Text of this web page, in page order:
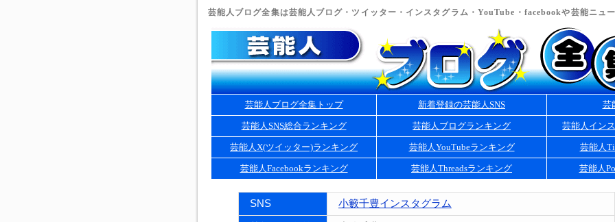
芸能人ブログ全集は芸能人ブログ・ツイッター・インスタグラム・YouTube・facebookや芸能ニュ
芸能人ブログ全集トップ 新着登録の芸能人SNS 芸
芸能人SNS総合ランキング 芸能人ブログランキング 芸能人イン
芸能人X(ツイッター)ランキング 芸能人YouTubeランキング 芸能人
芸能人Facebookランキング 芸能人Threadsランキング 芸能人
SNS 小籔千豊インスタグラム